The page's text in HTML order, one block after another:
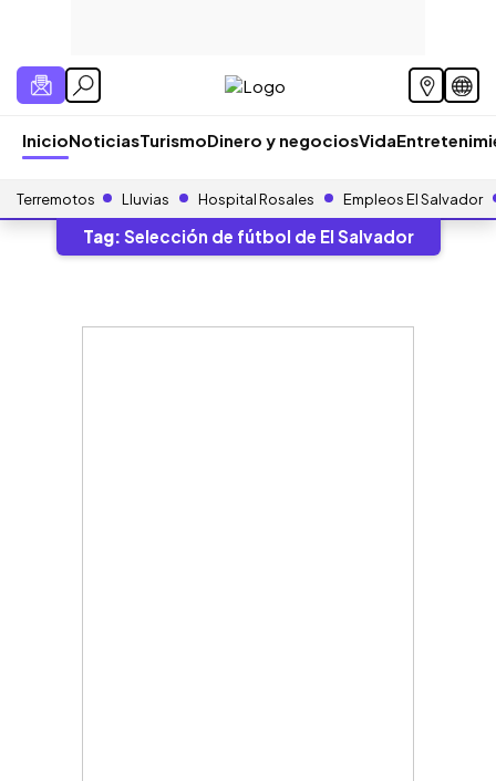
InicioNoticiasTurismoDinero y negociosVida
Terremotos Lluvias Hospital Rosales Empleos El Salvador
Tag: Selección de fútbol de El Salvador